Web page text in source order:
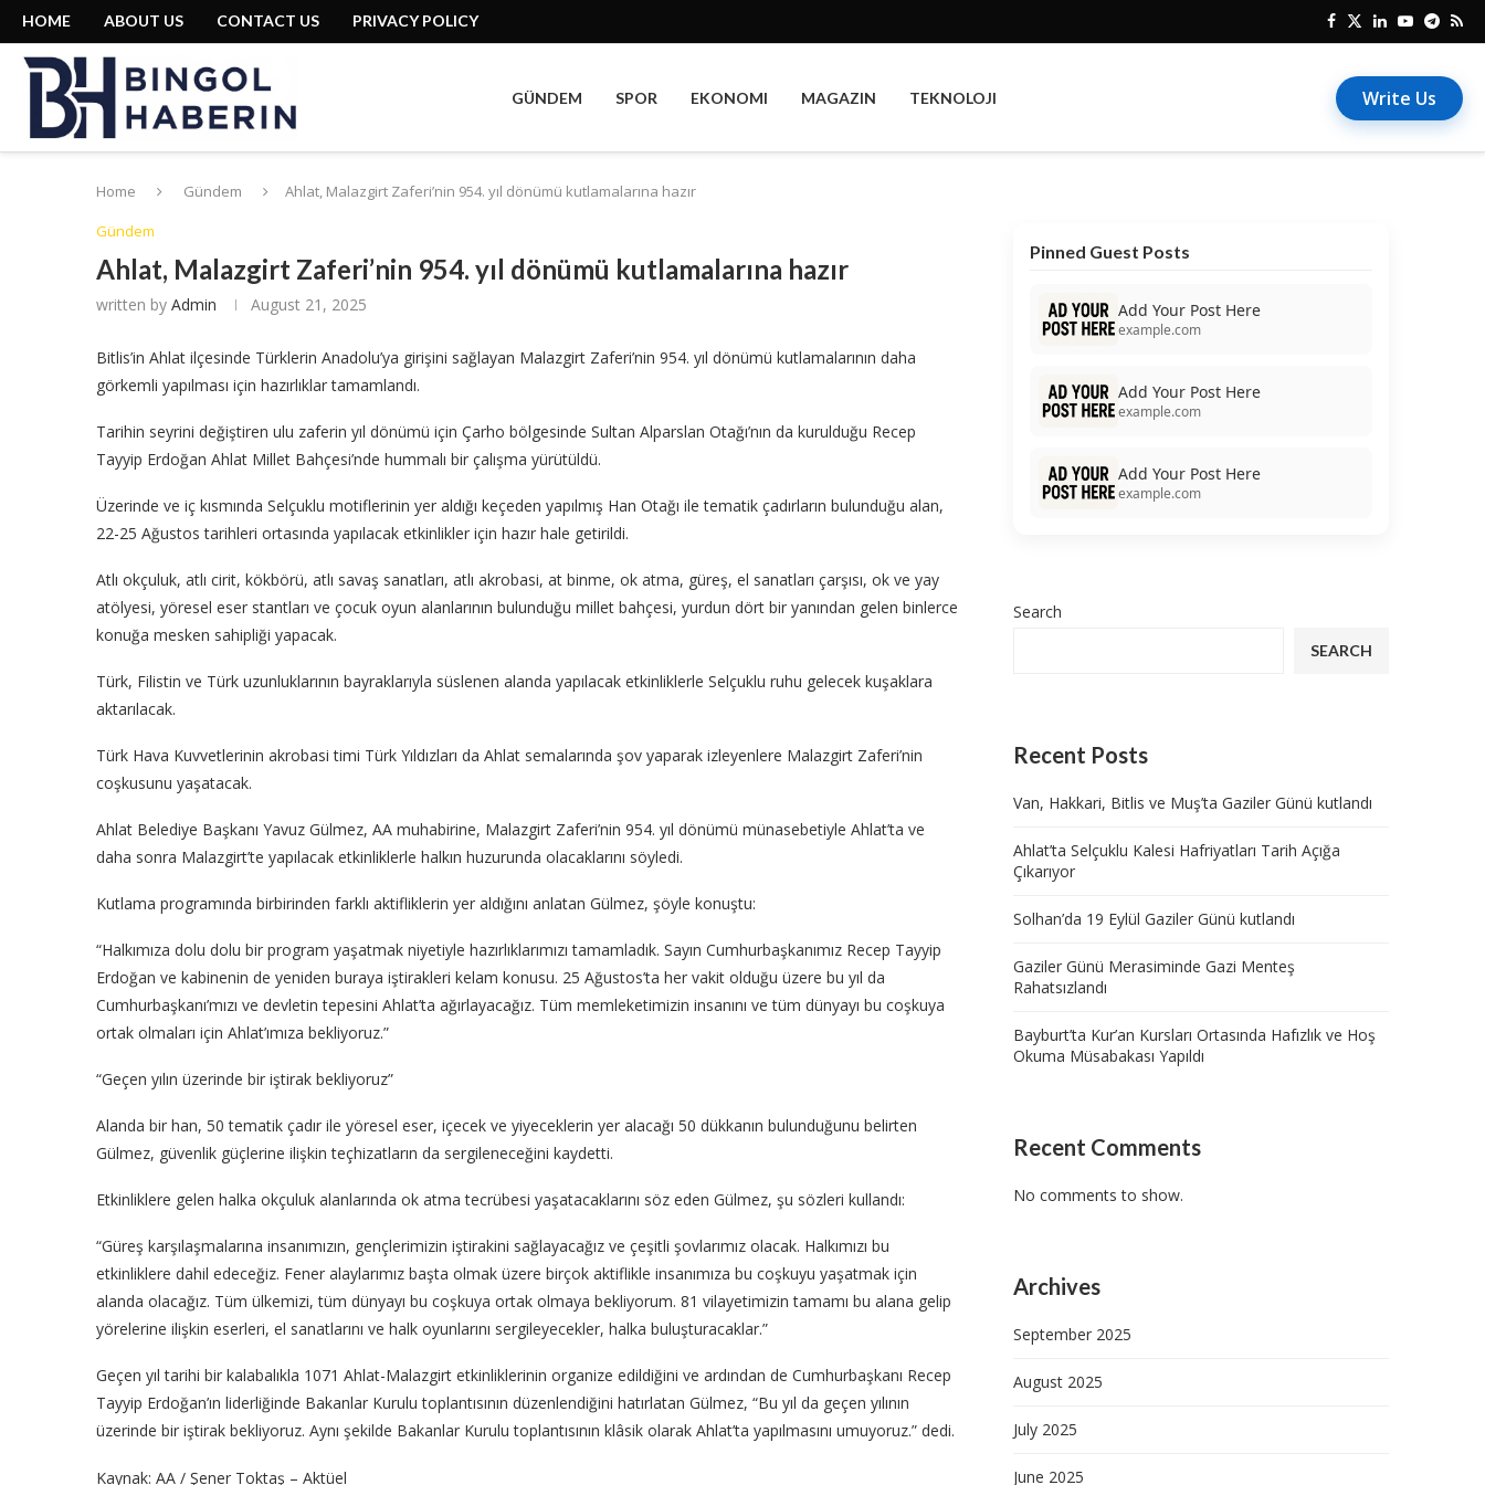
HOME ABOUT US CONTACT US PRIVACY POLICY
GÜNDEM SPOR EKONOMI MAGAZIN TEKNOLOJI Write Us
Home Gündem
Ahlat, Malazgirt Zaferi’nin 954. yıl dönümü kutlamalarına hazır
Gündem
Ahlat, Malazgirt Zaferi’nin 954. yıl dönümü kutlamalarına hazır
written by Admin August 21, 2025
Bitlis’in Ahlat ilçesinde Türklerin Anadolu’ya girişini sağlayan Malazgirt Zaferi’nin 954. yıl dönümü kutlamalarının daha
görkemli yapılması için hazırlıklar tamamlandı.
Tarihin seyrini değiştiren ulu zaferin yıl dönümü için Çarho bölgesinde Sultan Alparslan Otağı’nın da kurulduğu Recep
Tayyip Erdoğan Ahlat Millet Bahçesi’nde hummalı bir çalışma yürütüldü.
Üzerinde ve iç kısmında Selçuklu motiflerinin yer aldığı keçeden yapılmış Han Otağı ile tematik çadırların bulunduğu alan,
22-25 Ağustos tarihleri ortasında yapılacak etkinlikler için hazır hale getirildi.
Atlı okçuluk, atlı cirit, kökbörü, atlı savaş sanatları, atlı akrobasi, at binme, ok atma, güreş, el sanatları çarşısı, ok ve yay
atölyesi, yöresel eser stantları ve çocuk oyun alanlarının bulunduğu millet bahçesi, yurdun dört bir yanından gelen binlerce
konuğa mesken sahipliği yapacak.
Türk, Filistin ve Türk uzunluklarının bayraklarıyla süslenen alanda yapılacak etkinliklerle Selçuklu ruhu gelecek kuşaklara
aktarılacak.
Türk Hava Kuvvetlerinin akrobasi timi Türk Yıldızları da Ahlat semalarında şov yaparak izleyenlere Malazgirt Zaferi’nin
coşkusunu yaşatacak.
Ahlat Belediye Başkanı Yavuz Gülmez, AA muhabirine, Malazgirt Zaferi’nin 954. yıl dönümü münasebetiyle Ahlat’ta ve
daha sonra Malazgirt’te yapılacak etkinliklerle halkın huzurunda olacaklarını söyledi.
Kutlama programında birbirinden farklı aktifliklerin yer aldığını anlatan Gülmez, şöyle konuştu:
“Halkımıza dolu dolu bir program yaşatmak niyetiyle hazırlıklarımızı tamamladık. Sayın Cumhurbaşkanımız Recep Tayyip
Erdoğan ve kabinenin de yeniden buraya iştirakleri kelam konusu. 25 Ağustos’ta her vakit olduğu üzere bu yıl da
Cumhurbaşkanı’mızı ve devletin tepesini Ahlat’ta ağırlayacağız. Tüm memleketimizin insanını ve tüm dünyayı bu coşkuya
ortak olmaları için Ahlat’ımıza bekliyoruz.”
“Geçen yılın üzerinde bir iştirak bekliyoruz”
Alanda bir han, 50 tematik çadır ile yöresel eser, içecek ve yiyeceklerin yer alacağı 50 dükkanın bulunduğunu belirten
Gülmez, güvenlik güçlerine ilişkin teçhizatların da sergileneceğini kaydetti.
Etkinliklere gelen halka okçuluk alanlarında ok atma tecrübesi yaşatacaklarını söz eden Gülmez, şu sözleri kullandı:
“Güreş karşılaşmalarına insanımızın, gençlerimizin iştirakini sağlayacağız ve çeşitli şovlarımız olacak. Halkımızı bu
etkinliklere dahil edeceğiz. Fener alaylarımız başta olmak üzere birçok aktiflikle insanımıza bu coşkuyu yaşatmak için
alanda olacağız. Tüm ülkemizi, tüm dünyayı bu coşkuya ortak olmaya bekliyorum. 81 vilayetimizin tamamı bu alana gelip
yörelerine ilişkin eserleri, el sanatlarını ve halk oyunlarını sergileyecekler, halka buluşturacaklar.”
Geçen yıl tarihi bir kalabalıkla 1071 Ahlat-Malazgirt etkinliklerinin organize edildiğini ve ardından de Cumhurbaşkanı Recep
Tayyip Erdoğan’ın liderliğinde Bakanlar Kurulu toplantısının düzenlendiğini hatırlatan Gülmez, “Bu yıl da geçen yılının
üzerinde bir iştirak bekliyoruz. Aynı şekilde Bakanlar Kurulu toplantısının klâsik olarak Ahlat’ta yapılmasını umuyoruz.” dedi.
Kaynak: AA / Şener Toktaş – Aktüel
Pinned Guest Posts
Add Your Post Here
example.com
Add Your Post Here
example.com
Add Your Post Here
example.com
Search
SEARCH
Recent Posts
Van, Hakkari, Bitlis ve Muş’ta Gaziler Günü kutlandı
Ahlat’ta Selçuklu Kalesi Hafriyatları Tarih Açığa
Çıkarıyor
Solhan’da 19 Eylül Gaziler Günü kutlandı
Gaziler Günü Merasiminde Gazi Menteş
Rahatsızlandı
Bayburt’ta Kur’an Kursları Ortasında Hafızlık ve Hoş
Okuma Müsabakası Yapıldı
Recent Comments
No comments to show.
Archives
September 2025
August 2025
July 2025
June 2025